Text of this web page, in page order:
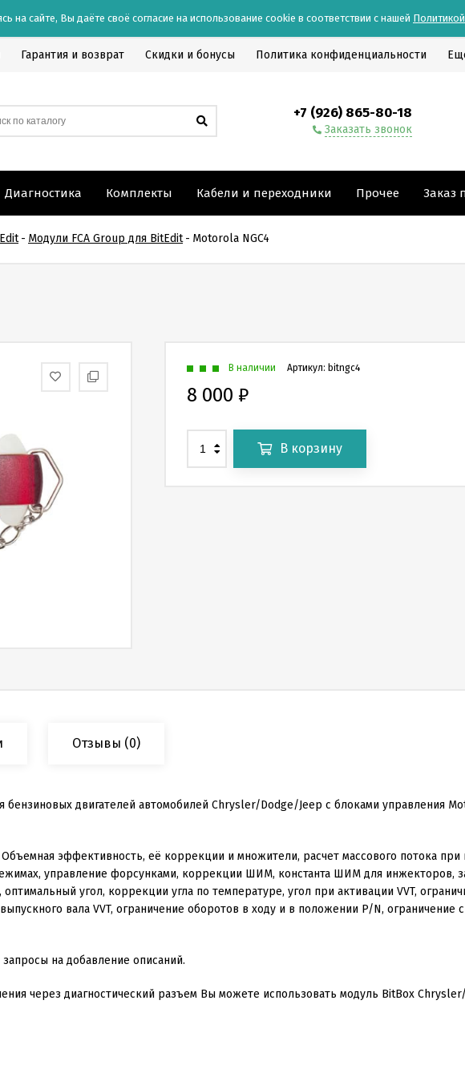
на сайте, Вы даёте своё согласие на использование cookie в соответствии с нашей
Гарантия и возврат Скидки и бонусы Политика конфиденциальности
+7 (926) 865-80-18
Заказать звонок
Диагностика Комплекты Кабели и переходники Прочее Заказ
- Модули FCA Group для BitEdit - Motorola NGC4
Артикул: bitngc4
В наличии
8 000 ₽
В корзину
Отзывы (0)
двигателей автомобилей Chrysler/Dodge/Jeep с блоками управления
эффективность, её коррекции и множители, расчет массового потока при
управление форсунками, коррекции ШИМ, константа ШИМ для инжекторов,
угол, коррекции угла по температуре, угол при активации VVT,
вала VVT, ограничение оборотов в ходу и в положении P/N, ограничение
на добавление описаний.
через диагностический разъем Вы можете использовать модуль BitBox